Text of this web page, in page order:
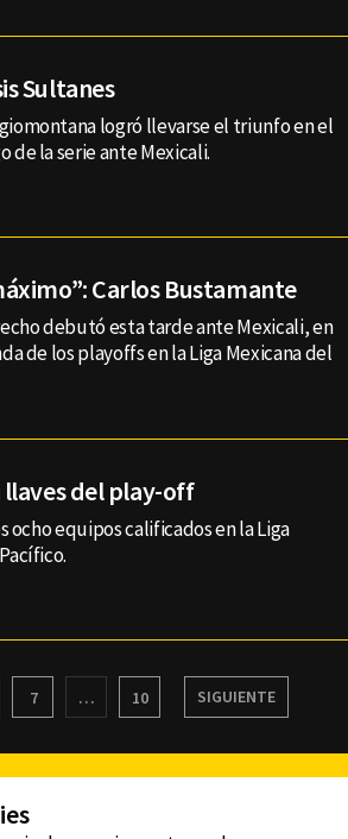
Sultanes
logró llevarse el triunfo en el
de la serie ante Mexicali.
Carlos Bustamante
debutó esta tarde ante Mexicali, en
de los playoffs en la Liga Mexicana del
llaves del play-off
ocho equipos calificados en la Liga
7 … 10 SIGUIENTE